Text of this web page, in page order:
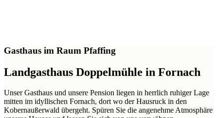
Gasthaus im Raum Pfaffing
Landgasthaus Doppelmühle in Fornach
Unser Gasthaus und unsere Pension liegen in herrlich ruhiger Lage
mitten im idyllischen Fornach, dort wo der Hausruck in den
Kobernaußerwald übergeht. Spüren Sie die angenehme Atmosphäre